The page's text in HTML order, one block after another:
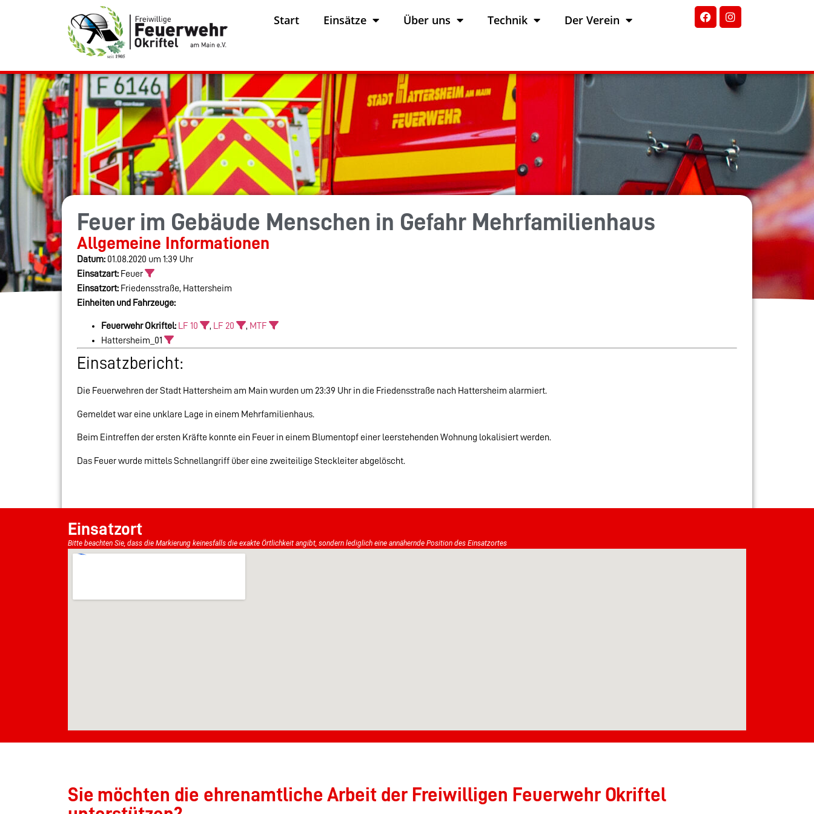
Start Einsätze Über uns Technik Der Verein
Feuer im Gebäude Menschen in Gefahr Mehrfamilienhaus
Allgemeine Informationen
Datum: 01.08.2020 um 1:39 Uhr
Einsatzart: Feuer
Einsatzort: Friedensstraße, Hattersheim
Einheiten und Fahrzeuge:
Feuerwehr Okriftel: LF 10 , LF 20 , MTF
Hattersheim_01
Einsatzbericht:
Die Feuerwehren der Stadt Hattersheim am Main wurden um 23:39 Uhr in die Friedensstraße nach Hattersheim alarmiert.
Gemeldet war eine unklare Lage in einem Mehrfamilienhaus.
Beim Eintreffen der ersten Kräfte konnte ein Feuer in einem Blumentopf einer leerstehenden Wohnung lokalisiert werden.
Das Feuer wurde mittels Schnellangriff über eine zweiteilige Steckleiter abgelöscht.
Einsatzort
Bitte beachten Sie, dass die Markierung keinesfalls die exakte Örtlichkeit angibt, sondern lediglich eine annähernde Position des Einsatzortes
Sie möchten die ehrenamtliche Arbeit der Freiwilligen Feuerwehr Okriftel